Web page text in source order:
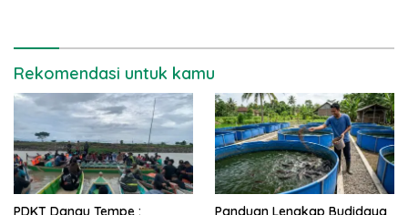
Rekomendasi untuk kamu
PDKT Danau Tempe :
Panduan Lengkap Budidaya